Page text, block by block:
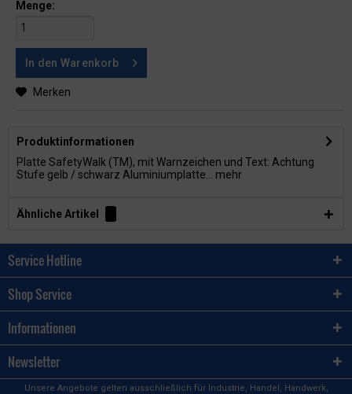
Menge:
In den Warenkorb
Merken
Produktinformationen
Platte SafetyWalk (TM), mit Warnzeichen und Text: Achtung
Stufe gelb / schwarz Aluminiumplatte...
mehr
Ähnliche Artikel
Service Hotline
Shop Service
Informationen
Newsletter
Unsere Angebote gelten ausschließlich für Industrie, Handel, Handwerk,